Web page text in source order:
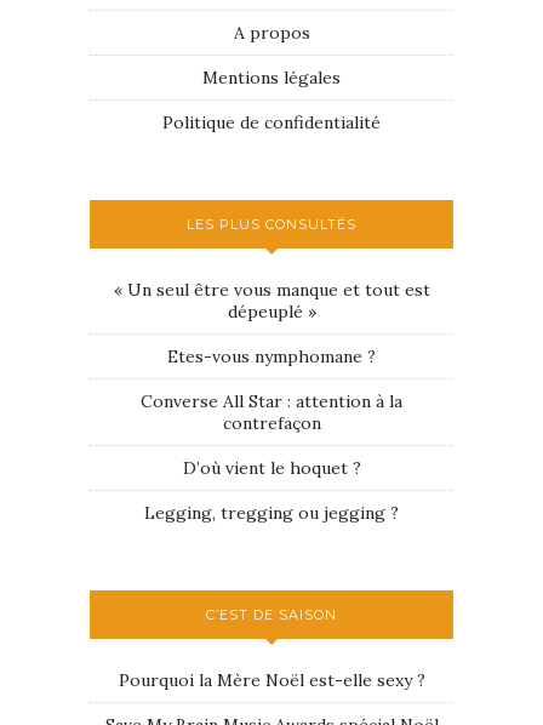
A propos
Mentions légales
Politique de confidentialité
LES PLUS CONSULTÉS
« Un seul être vous manque et tout est
dépeuplé »
Etes-vous nymphomane ?
Converse All Star : attention à la
contrefaçon
D’où vient le hoquet ?
Legging, tregging ou jegging ?
C’EST DE SAISON
Pourquoi la Mère Noël est-elle sexy ?